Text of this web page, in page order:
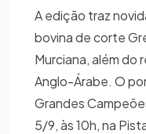
A edição traz
bovina de corte
Murciana, além do
Anglo-Árabe. O
Grandes
5/9, às 10h, na